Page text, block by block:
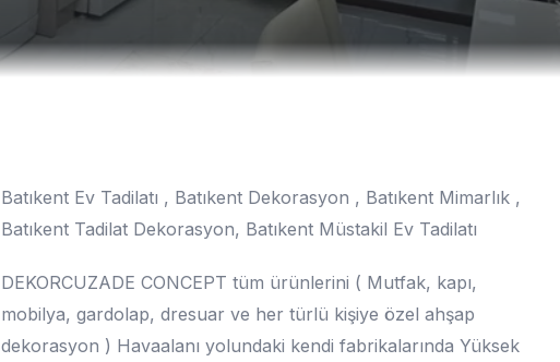
Batıkent Ev Tadilatı , Batıkent Dekorasyon , Batıkent Mimarlık ,
Batıkent Tadilat Dekorasyon, Batıkent Müstakil Ev Tadilatı
DEKORCUZADE CONCEPT tüm ürünlerini ( Mutfak, kapı,
mobilya, gardolap, dresuar ve her türlü kişiye özel ahşap
dekorasyon ) Havaalanı yolundaki kendi fabrikalarında Yüksek